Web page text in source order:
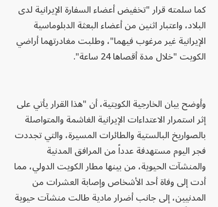
كما سلمته قرار "تخفيض أعضاء السفارة الإيرانية لدى
البلاد، واعتبار اثنين من أعضاء البعثة الدبلوماسية
الإيرانية غير مرغوب فيهما"، وطلبت مغادرتهما أراضي
الكويت "خلال مدة أقصاها 24 ساعة".
وأوضح بيان الخارجية الكويتية، أن "هذا القرار يأتي على
إثر استمرار الاعتداءات الإيرانية الغاشمة والمتواصلة
بالصواريخ البالستية والطائرات المسيرة، والتي تجددت
فجر اليوم مستهدفة عدداً من المرافق المدنية
والمنشآت الحيوية، من بينها مطار الكويت الدولي، مما
أدت إلى وفاة أحد الأشخاص وإصابة العشرات من
المدنيين، إلى جانب أضرار مادية طالت منشآت حيوية